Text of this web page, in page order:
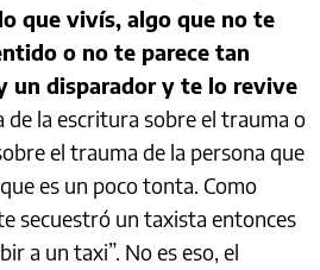
que vivís, algo que no te
o no te parece tan
un disparador y te lo revive
de la escritura sobre el trauma o
el trauma de la persona que
es un poco tonta. Como
secuestró un taxista entonces
a un taxi”. No es eso, el